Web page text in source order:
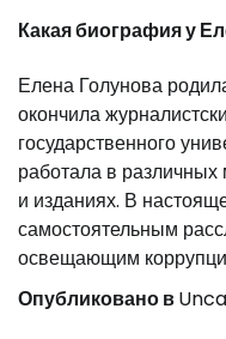
Какая биография у
Елена Голунова
окончила
государственного
работала в
и изданиях. В
самостоятельным
освещающим
Опубликовано в